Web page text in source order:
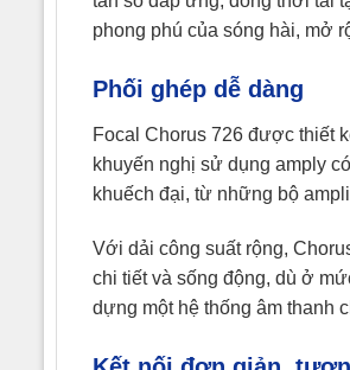
phong phú của sóng hài, mở
Phối ghép dễ dàng
Focal Chorus 726 được thiết
khuyến nghị sử dụng amply
khuếch đại, từ những bộ
Với dải công suất rộng,
chi tiết và sống động, dù ở
dựng một hệ thống âm thanh